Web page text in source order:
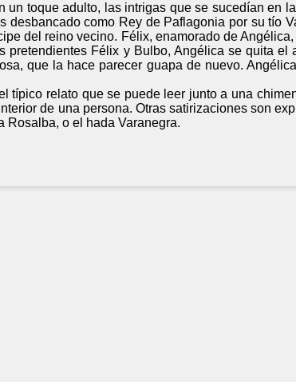
un toque adulto, las intrigas que se sucedían en
desbancado como Rey de Paflagonia por su tío
del reino vecino. Félix, enamorado de
pretendientes Félix y Bulbo, Angélica se quita el
que la hace parecer guapa de nuevo.
típico relato que se puede leer junto a una
de una persona. Otras satirizaciones son
Rosalba, o el hada Varanegra.